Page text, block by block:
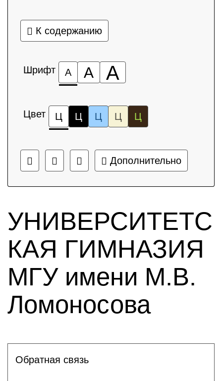
К содержанию
Шрифт А А А
Цвет Ц Ц Ц Ц Ц
Дополнительно
УНИВЕРСИТЕТС
КАЯ ГИМНАЗИЯ
МГУ имени М.В.
Ломоносова
Обратная связь